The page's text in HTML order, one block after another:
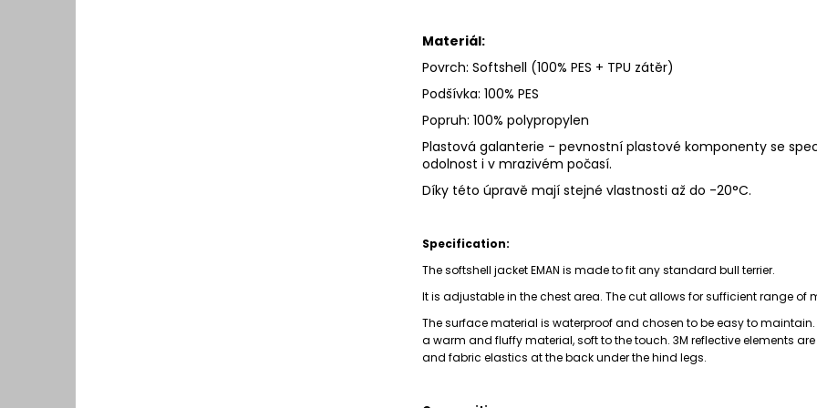
Materiál:
Povrch: Softshell (100% PES + TPU zátěr)
Podšívka: 100% PES
Popruh: 100% polypropylen
Plastová galanterie - pevnostní plastové komponenty se
odolnost i v mrazivém počasí.
Díky této úpravě mají stejné vlastnosti až do -20°C.
Specification:
The softshell jacket EMAN is made to fit any standard bull terrier.
It is adjustable in the chest area. The cut allows for sufficient range of
The surface material is waterproof and chosen to be easy to
a warm and fluffy material, soft to the touch. 3M reflective elements
and fabric elastics at the back under the hind legs.